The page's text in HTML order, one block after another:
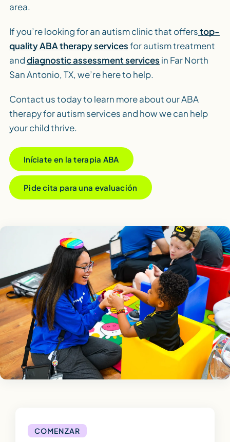
area.
If you’re looking for an autism clinic that offerstop-
quality ABA therapy servicesfor autism treatment
anddiagnostic assessment services in Far North
San Antonio, TX, we’re here to help.
Contact us today to learn more about our ABA
therapy for autism services and how we can help
your child thrive.
Iníciate en la terapia ABA
Pide cita para una evaluación
COMENZAR